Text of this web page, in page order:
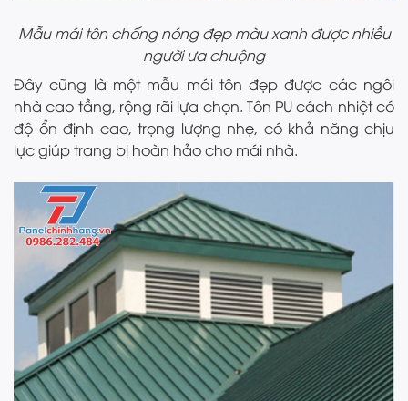
Mẫu mái tôn chống nóng đẹp màu xanh được nhiều
người ưa chuộng
Đây cũng là một mẫu mái tôn đẹp được các ngôi
nhà cao tầng, rộng rãi lựa chọn. Tôn PU cách nhiệt có
độ ổn định cao, trọng lượng nhẹ, có khả năng chịu
lực giúp trang bị hoàn hảo cho mái nhà.